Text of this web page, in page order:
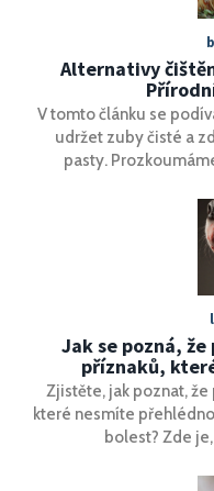
Alternativy
V tomto článku se
udržet zuby čisté a
pasty.
dozvíte se tipy na to,
bez chemikálií. Naše
poznatků a
Jak se pozná, že
příznaků,
Zjistěte, jak poznat,
které nesmíte
bolest? Zde